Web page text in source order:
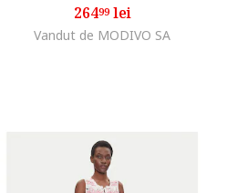
26499lei
Vandut de MODIVO SA